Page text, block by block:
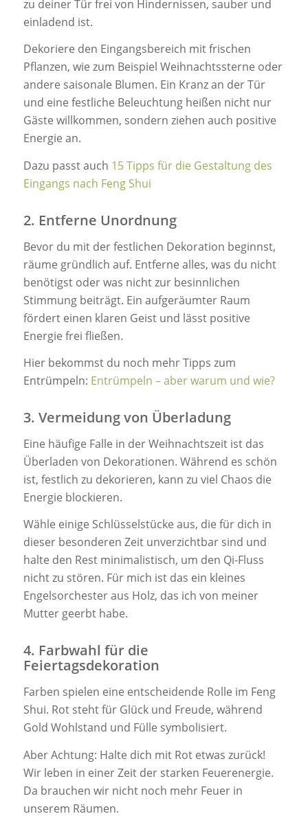
zu deiner Tür frei von Hindernissen, sauber und
einladend ist.
Dekoriere den Eingangsbereich mit frischen
Pflanzen, wie zum Beispiel Weihnachtssterne oder
andere saisonale Blumen. Ein Kranz an der Tür
und eine festliche Beleuchtung heißen nicht nur
Gäste willkommen, sondern ziehen auch positive
Energie an.
Dazu passt auch 15 Tipps für die Gestaltung des
Eingangs nach Feng Shui
2. Entferne Unordnung
Bevor du mit der festlichen Dekoration beginnst,
räume gründlich auf. Entferne alles, was du nicht
benötigst oder was nicht zur besinnlichen
Stimmung beiträgt. Ein aufgeräumter Raum
fördert einen klaren Geist und lässt positive
Energie frei fließen.
Hier bekommst du noch mehr Tipps zum
Entrümpeln: Entrümpeln – aber warum und wie?
3. Vermeidung von Überladung
Eine häufige Falle in der Weihnachtszeit ist das
Überladen von Dekorationen. Während es schön
ist, festlich zu dekorieren, kann zu viel Chaos die
Energie blockieren.
Wähle einige Schlüsselstücke aus, die für dich in
dieser besonderen Zeit unverzichtbar sind und
halte den Rest minimalistisch, um den Qi-Fluss
nicht zu stören. Für mich ist das ein kleines
Engelsorchester aus Holz, das ich von meiner
Mutter geerbt habe.
4. Farbwahl für die
Feiertagsdekoration
Farben spielen eine entscheidende Rolle im Feng
Shui. Rot steht für Glück und Freude, während
Gold Wohlstand und Fülle symbolisiert.
Aber Achtung: Halte dich mit Rot etwas zurück!
Wir leben in einer Zeit der starken Feuerenergie.
Da brauchen wir nicht noch mehr Feuer in
unserem Räumen.